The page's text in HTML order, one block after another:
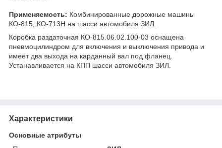
Применяемость: Комбинированные дорожные машины
КО-815, КО-713Н на шасси автомобиля ЗИЛ.
Коробка раздаточная КО-815.06.02.100-03 оснащена
пневмоцилиндром для включения и выключения привода и
имеет два выхода на карданный вал под фланец.
Устанавливается на КПП шасси автомобиля ЗИЛ.
Характеристики
Основные атрибуты